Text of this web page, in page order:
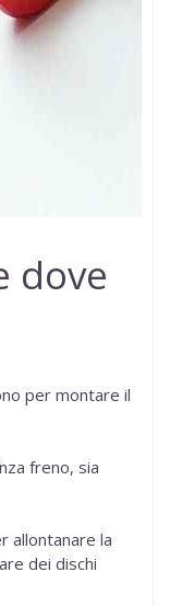
dove
per montare il
freno, sia
allontanare la
dei dischi